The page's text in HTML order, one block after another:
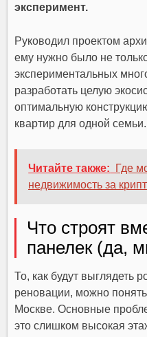
эксперимент.
Руководил проектом
ему нужно было не
экспериментальных
разработать целую
оптимальную
квартир для одной семьи.
Читайте также:
Где
недвижимость за
Что строят
панелек (да,
То, как будут выглядеть
реновации, можно
Москве. Основные
это слишком высокая